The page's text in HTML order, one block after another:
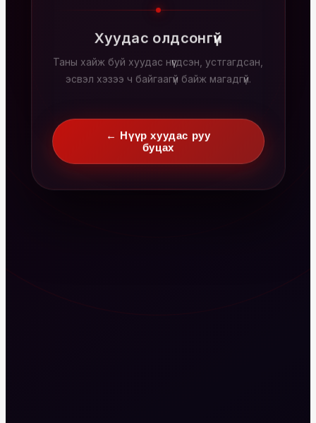
Хуудас олдсонгүй
Таны хайж буй хуудас нүүгдсэн, устгагдсан,
эсвэл хэзээ ч байгаагүй байж магадгүй.
← Нүүр хуудас руу
буцах